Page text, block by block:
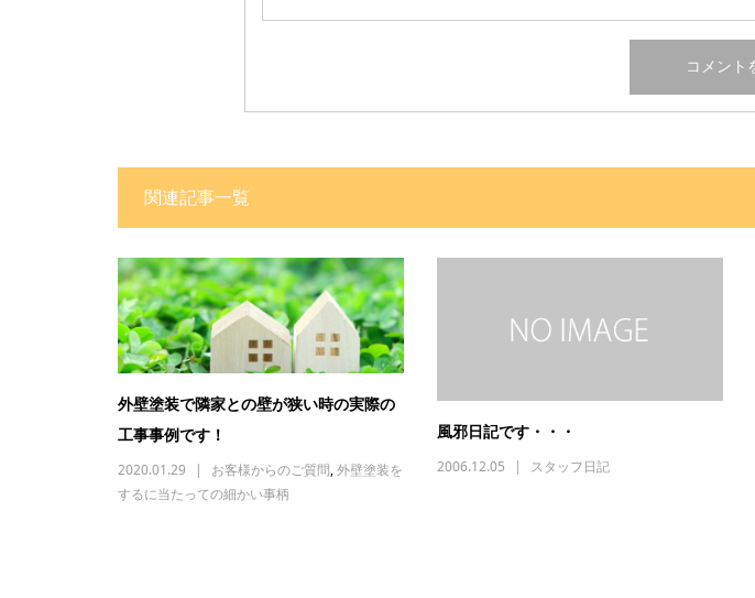
関連記事一覧
外壁塗装で隣家との壁が狭い時の実際の
工事事例です！
2020.01.29 お客様からのご質問,外壁塗装を
するに当たっての細かい事柄
風邪日記です・・・
2006.12.05 スタッフ日記